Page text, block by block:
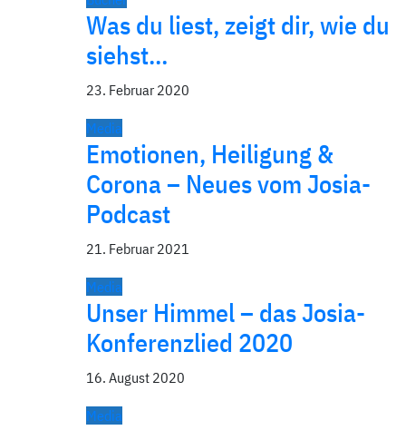
Was du liest, zeigt dir, wie du
siehst…
23. Februar 2020
Media
Emotionen, Heiligung &
Corona – Neues vom Josia-
Podcast
21. Februar 2021
Media
Unser Himmel – das Josia-
Konferenzlied 2020
16. August 2020
Media